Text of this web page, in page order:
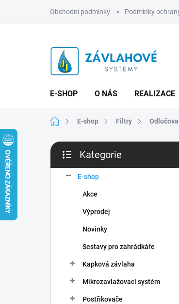
Obchodní podmínky Podmínky
E-SHOP O NÁS REALIZACE
Domů E-shop Filtry
P
s
kategorie
Kategorie
E-shop
Akce
Výprodej
Novinky
Sestavy pro zahrádkáře
Kapková závlaha
Mikrozavlažovací systém
Postřikovače